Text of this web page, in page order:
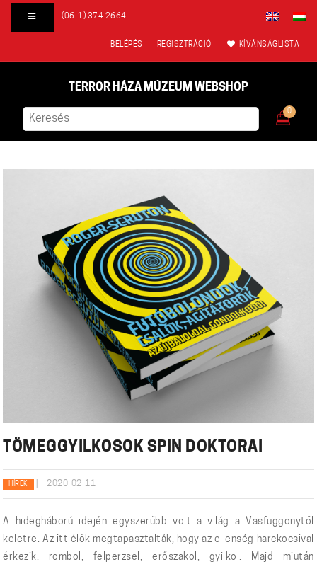
(06-1) 374 2664
BELÉPÉS REGISZTRÁCIÓ KÍVÁNSÁGLISTA
TERROR HÁZA MÚZEUM WEBSHOP
0
TÖMEGGYILKOSOK SPIN DOKTORAI
HÍREK 2020-02-11
A hidegháború idején egyszerűbb volt a világ a Vasfüggönytől
keletre. Az itt élők megtapasztalták, hogy az ellenség harckocsival
érkezik: rombol, felperzsel, erőszakol, gyilkol. Majd miután